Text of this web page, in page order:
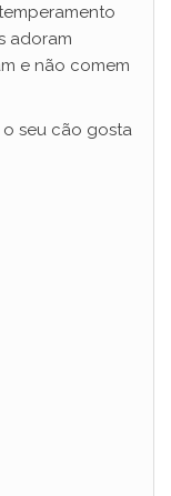
adoram
e não comem
o seu cão gosta